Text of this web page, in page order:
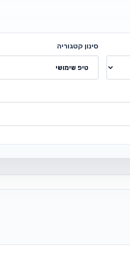
סינון קטגוריה